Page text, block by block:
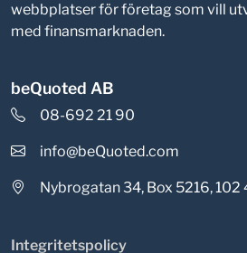
webbplatser för företag som vill
med finansmarknaden.
beQuoted AB
08-692 21 90
info@beQuoted.com
Nybrogatan 34, Box 5216,
Integritetspolicy